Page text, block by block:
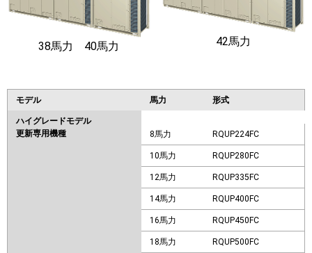
38馬力 40馬力 42馬力
モデル 馬力 形式
ハイグレードモデル
更新専用機種
8馬力 RQUP224FC
10馬力 RQUP280FC
12馬力 RQUP335FC
14馬力 RQUP400FC
16馬力 RQUP450FC
18馬力 RQUP500FC